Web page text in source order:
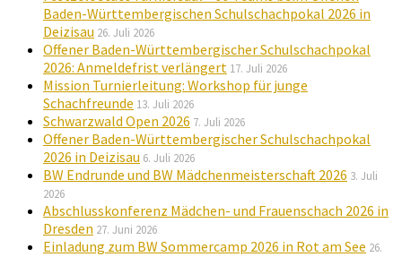
Baden-Württembergischen Schulschachpokal 2026 in
Deizisau 26. Juli 2026
Offener Baden-Württembergischer Schulschachpokal
2026: Anmeldefrist verlängert 17. Juli 2026
Mission Turnierleitung: Workshop für junge
Schachfreunde 13. Juli 2026
Schwarzwald Open 2026 7. Juli 2026
Offener Baden-Württembergischer Schulschachpokal
2026 in Deizisau 6. Juli 2026
BW Endrunde und BW Mädchenmeisterschaft 2026 3. Juli
2026
Abschlusskonferenz Mädchen- und Frauenschach 2026 in
Dresden 27. Juni 2026
Einladung zum BW Sommercamp 2026 in Rot am See 26.